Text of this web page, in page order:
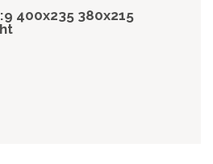
400x235 380x215